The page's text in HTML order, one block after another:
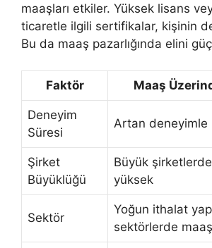
maaşları etkiler. Yüksek lisans
ticaretle ilgili sertifikalar, kişinin
Bu da maaş pazarlığında elini
Faktör Maaş
Deneyim
Süresi
Artan deneyimle
Şirket
Büyüklüğü
Büyük
yüksek
Sektör
Yoğun ithalat
sektörlerde